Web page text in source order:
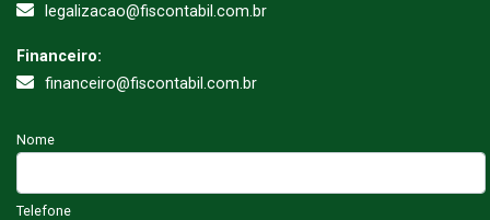
legalizacao@fiscontabil.com.br
Financeiro:
financeiro@fiscontabil.com.br
Nome
Telefone